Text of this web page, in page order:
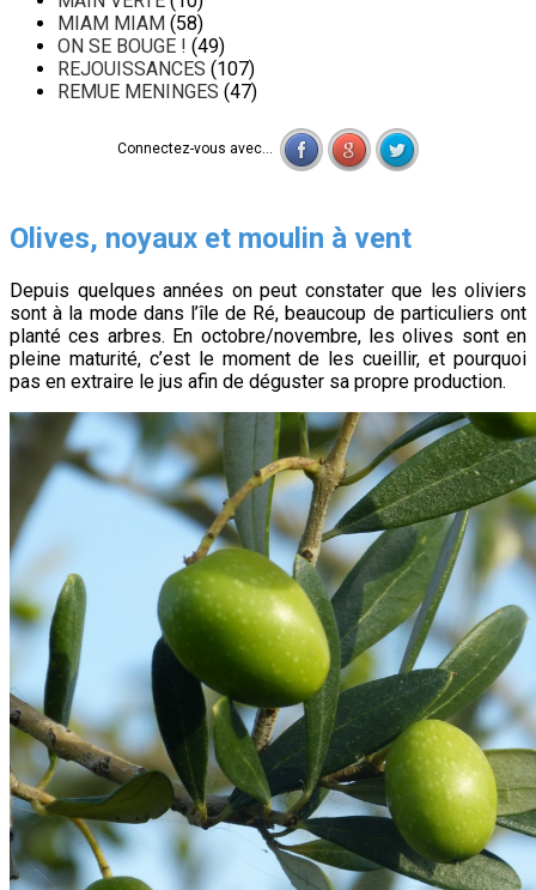
MIAM MIAM (58)
ON SE BOUGE ! (49)
REJOUISSANCES (107)
REMUE MENINGES (47)
Connectez-vous avec...
Olives, noyaux et moulin à vent
Depuis quelques années on peut constater que les oliviers
sont à la mode dans l’île de Ré, beaucoup de particuliers ont
planté ces arbres. En octobre/novembre, les olives sont en
pleine maturité, c’est le moment de les cueillir, et pourquoi
pas en extraire le jus afin de déguster sa propre production.